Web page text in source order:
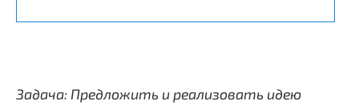
Задача: Предложить и реализовать идею